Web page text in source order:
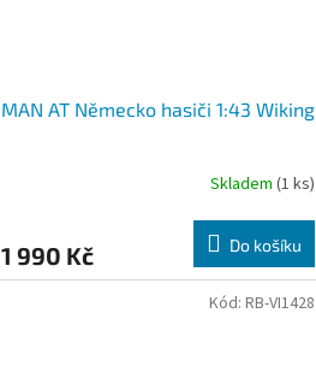
MAN AT Německo hasiči 1:43 Wiking
Skladem (1 ks)
1 990 Kč Do košíku
Kód: RB-VI1428